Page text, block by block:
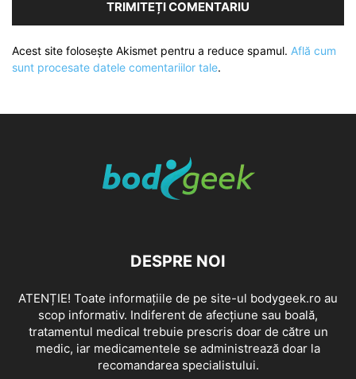
Acest site folosește Akismet pentru a reduce spamul. Află cum
sunt procesate datele comentariilor tale.
DESPRE NOI
ATENȚIE! Toate informațiile de pe site-ul bodygeek.ro au
scop informativ. Indiferent de afecțiune sau boală,
tratamentul medical trebuie prescris doar de către un
medic, iar medicamentele se administrează doar la
recomandarea specialistului.